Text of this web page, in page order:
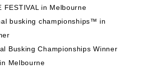
FESTIVAL in Melbourne
busking championships™ in
Busking Championships Winner
Melbourne